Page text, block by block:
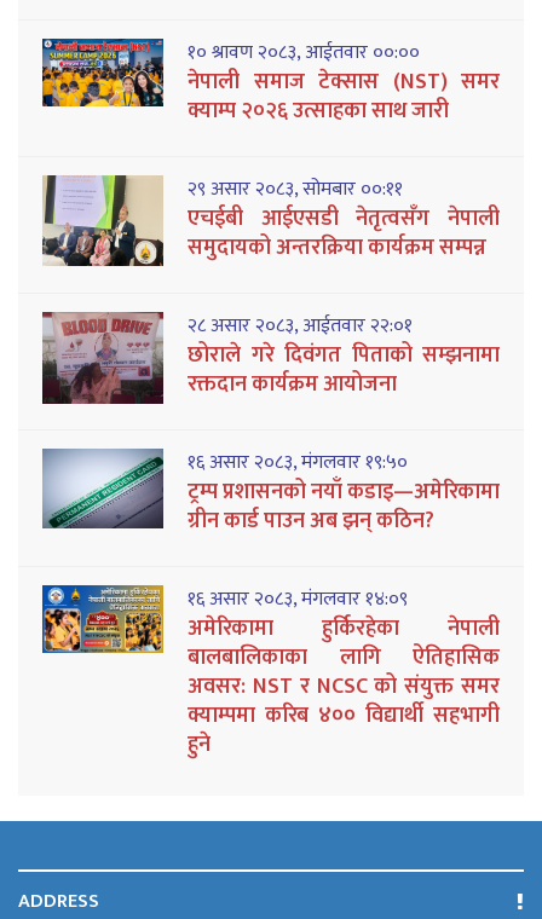
१० श्रावण २०८३, आईतवार ००:००
नेपाली समाज टेक्सास (NST) समर
क्याम्प २०२६ उत्साहका साथ जारी
२९ असार २०८३, सोमबार ००:११
एचईबी आईएसडी नेतृत्वसँग नेपाली
समुदायको अन्तरक्रिया कार्यक्रम सम्पन्न
२८ असार २०८३, आईतवार २२:०१
छोराले गरे दिवंगत पिताको सम्झनामा
रक्तदान कार्यक्रम आयोजना
१६ असार २०८३, मंगलवार १९:५०
ट्रम्प प्रशासनको नयाँ कडाइ—अमेरिकामा
ग्रीन कार्ड पाउन अब झन् कठिन?
१६ असार २०८३, मंगलवार १४:०९
अमेरिकामा हुर्किरहेका नेपाली
बालबालिकाका लागि ऐतिहासिक
अवसर: NST र NCSC को संयुक्त समर
क्याम्पमा करिब ४०० विद्यार्थी सहभागी
हुने
ADDRESS